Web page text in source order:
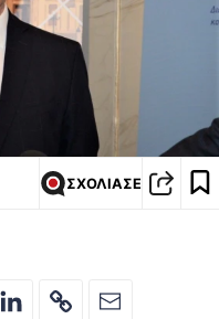
ΣΧΟΛΙΑΣΕ